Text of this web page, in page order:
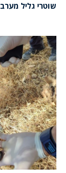
שוטרי גליל